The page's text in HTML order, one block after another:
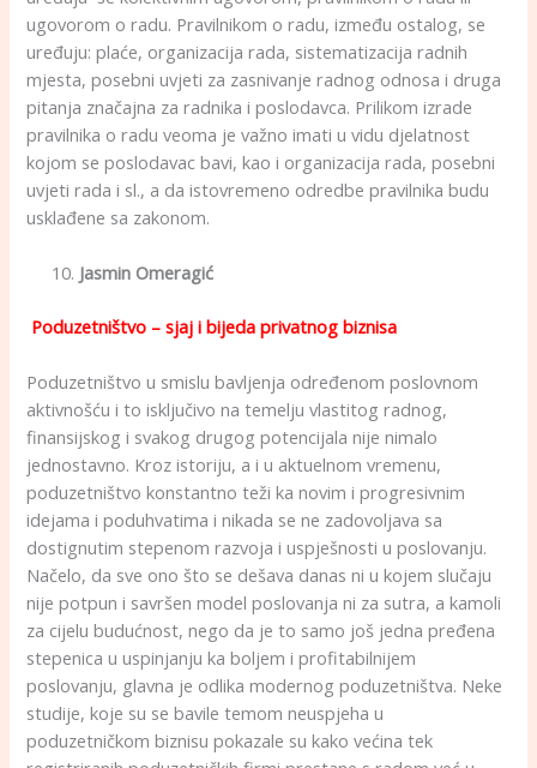
ugovorom o radu. Pravilnikom o radu, između ostalog, se
uređuju: plaće, organizacija rada, sistematizacija radnih
mjesta, posebni uvjeti za zasnivanje radnog odnosa i druga
pitanja značajna za radnika i poslodavca. Prilikom izrade
pravilnika o radu veoma je važno imati u vidu djelatnost
kojom se poslodavac bavi, kao i organizacija rada, posebni
uvjeti rada i sl., a da istovremeno odredbe pravilnika budu
usklađene sa zakonom.
Jasmin Omeragić
Poduzetništvo – sjaj i bijeda privatnog biznisa
Poduzetništvo u smislu bavljenja određenom poslovnom
aktivnošću i to isključivo na temelju vlastitog radnog,
finansijskog i svakog drugog potencijala nije nimalo
jednostavno. Kroz istoriju, a i u aktuelnom vremenu,
poduzetništvo konstantno teži ka novim i progresivnim
idejama i poduhvatima i nikada se ne zadovoljava sa
dostignutim stepenom razvoja i uspješnosti u poslovanju.
Načelo, da sve ono što se dešava danas ni u kojem slučaju
nije potpun i savršen model poslovanja ni za sutra, a kamoli
za cijelu budućnost, nego da je to samo još jedna pređena
stepenica u uspinjanju ka boljem i profitabilnijem
poslovanju, glavna je odlika modernog poduzetništva. Neke
studije, koje su se bavile temom neuspjeha u
poduzetničkom biznisu pokazale su kako većina tek